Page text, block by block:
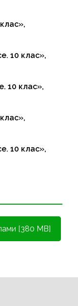
10 клас»,
10 клас»,
10 клас»,
[380 MB]